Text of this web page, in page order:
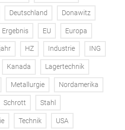
Deutschland Donawitz
Ergebnis EU Europa
HZ Industrie ING
Kanada Lagertechnik
Metallurgie Nordamerika
Schrott Stahl
Technik USA